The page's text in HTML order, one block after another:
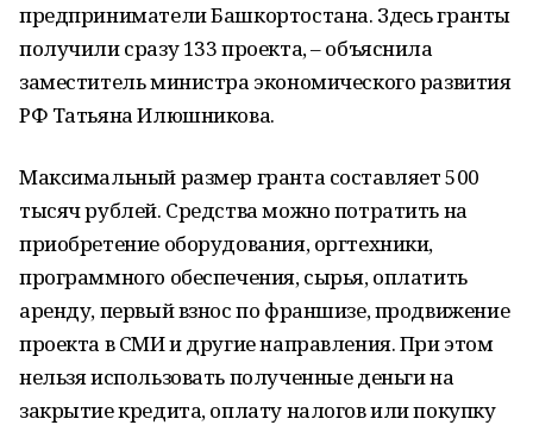
предприниматели Башкортостана. Здесь гранты
получили сразу 133 проекта, – объяснила
заместитель министра экономического развития
РФ Татьяна Илюшникова.
Максимальный размер гранта составляет 500
тысяч рублей. Средства можно потратить на
приобретение оборудования, оргтехники,
программного обеспечения, сырья, оплатить
аренду, первый взнос по франшизе, продвижение
проекта в СМИ и другие направления. При этом
нельзя использовать полученные деньги на
закрытие кредита, оплату налогов или покупку